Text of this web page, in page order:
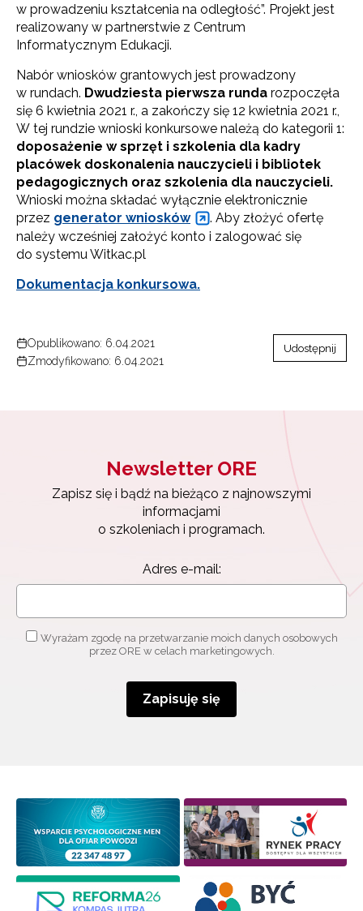
w prowadzeniu kształcenia na odległość”. Projekt jest
realizowany w partnerstwie z Centrum
Informatycznym Edukacji.
Nabór wniosków grantowych jest prowadzony
w rundach. Dwudziesta pierwsza runda rozpoczęła
się 6 kwietnia 2021 r., a zakończy się 12 kwietnia 2021 r.,
W tej rundzie wnioski konkursowe należą do kategorii 1:
doposażenie w sprzęt i szkolenia dla kadry
placówek doskonalenia nauczycieli i bibliotek
pedagogicznych oraz szkolenia dla nauczycieli.
Wnioski można składać wyłącznie elektronicznie
przez generator wniosków
. Aby złożyć ofertę
należy wcześniej założyć konto i zalogować się
do systemu Witkac.pl
Dokumentacja konkursowa.
Opublikowano: 6.04.2021
Zmodyfikowano: 6.04.2021
Udostępnij
Newsletter ORE
Zapisz się i bądź na bieżąco z najnowszymi
informacjami
o szkoleniach i programach.
Adres e-mail:
Wyrażam zgodę na przetwarzanie moich danych osobowych
przez ORE w celach marketingowych.
Zapisuję się
Newsletter ORE
Zapisz się i bądź na bieżąco z najnowszymi
o szkoleniach i programach.
Wyrażam zgodę na przetwarzanie moich danych
osobowych przez ORE w celach marketingowych.
Zapisuję się